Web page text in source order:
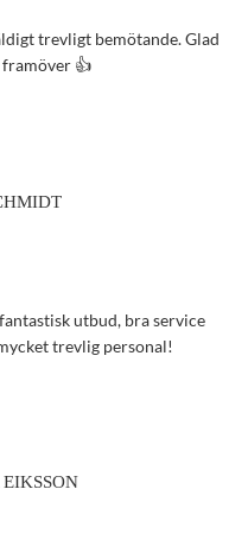
trevligt bemötande. Glad
👍
utbud, bra service
trevlig personal!